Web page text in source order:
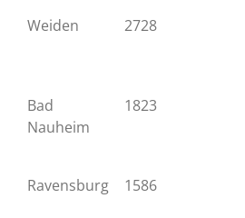
Weiden 2728
Bad
Nauheim
1823
Ravensburg 1586